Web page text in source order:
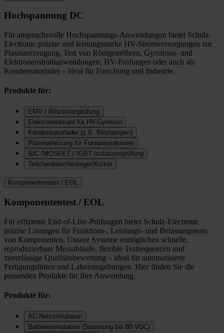
Hochspannung DC
Für anspruchsvolle Hochspannungs-Anwendungen bietet Schulz-
Electronic präzise und leistungsstarke HV-Stromversorgungen zur
Plasmaerzeugung, Test von Röntgenröhren, Gyrotrons- und
Elektronenstrahlanwendungen, HV-Prüfungen oder auch als
Kondensatorlader – ideal für Forschung und Industrie.
Produkte für:
EMV / Blitzstromprüfung
Elektronenstrahl für HV-Gyrotron
Kondensatorlader (z.B. Blitzlampen)
Plasmaheizung für Fusionsreaktoren
SIC /MOSFET / IGBT Isolationsprüfung
Teilchenbeschleuniger/Kicker
Komponententest / EOL
Komponententest / EOL
Für effiziente End-of-Line-Prüfungen bietet Schulz-Electronic
präzise Lösungen für Funktions-, Leistungs- und Belastungstests
von Komponenten. Unsere Systeme ermöglichen schnelle,
reproduzierbare Messabläufe, flexible Testsequenzen und
zuverlässige Qualitätsbewertung – ideal für automatisierte
Fertigungslinien und Laborumgebungen. Hier finden Sie die
passenden Produkte für Ihre Anwendung.
Produkte für:
AC-Netzsimulation
Batteriesimulation (Spannung bis 80 VDC)